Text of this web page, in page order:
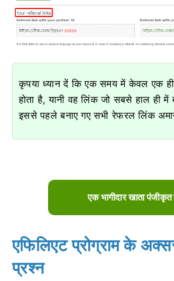
कृपया ध्यान दें कि एक समय में केवल एक
होता है, यानी वह लिंक जो सबसे हाल ही में
इससे पहले बनाए गए सभी रेफरल लिंक
एक भागीदार खाता
एफिलिएट प्रोग्राम के
प्रश्न